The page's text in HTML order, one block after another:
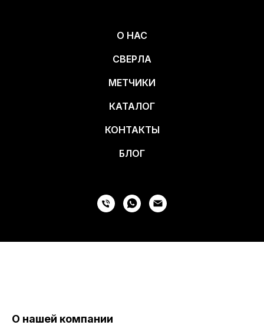
О НАС
СВЕРЛА
МЕТЧИКИ
КАТАЛОГ
КОНТАКТЫ
БЛОГ
О нашей компании